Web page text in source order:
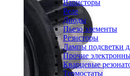
Варисторы
Реле
Диоды
Пьезо элементы
Резисторы
Лампы подсветки
Прочие
Кварцевые
Термостаты